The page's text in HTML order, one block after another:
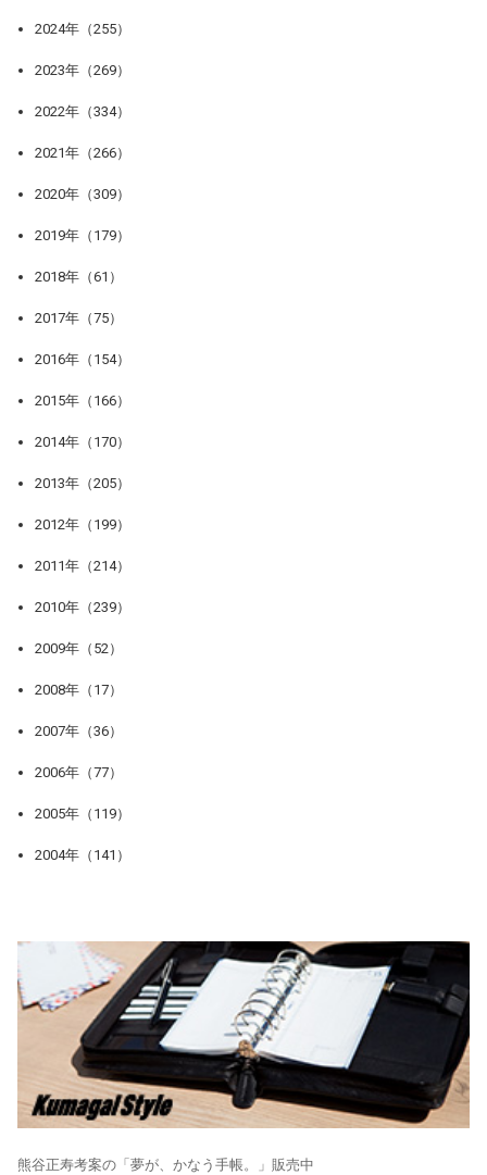
2024年（255）
2023年（269）
2022年（334）
2021年（266）
2020年（309）
2019年（179）
2018年（61）
2017年（75）
2016年（154）
2015年（166）
2014年（170）
2013年（205）
2012年（199）
2011年（214）
2010年（239）
2009年（52）
2008年（17）
2007年（36）
2006年（77）
2005年（119）
2004年（141）
熊谷正寿考案の「夢が、かなう手帳。」販売中